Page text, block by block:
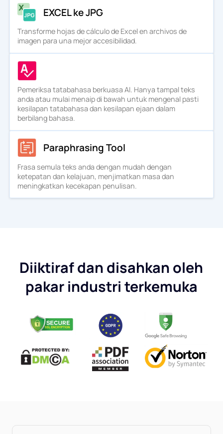
EXCEL ke JPG
Transforme hojas de cálculo de Excel en archivos de
imagen para una mejor accesibilidad.
Pemeriksa tatabahasa berkuasa AI. Hanya tampal teks
anda atau mulai menaip di bawah untuk mengenal pasti
kesilapan tatabahasa dan kesilapan ejaan dalam
berbilang bahasa.
Paraphrasing Tool
Frasa semula teks anda dengan mudah dengan
ketepatan dan kelajuan, menjimatkan masa dan
meningkatkan kecekapan penulisan.
Diiktiraf dan disahkan oleh
pakar industri terkemuka